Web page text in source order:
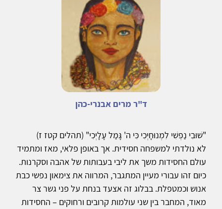
ד"ר מרים אבנרי-כהן
"שׁוּבִי נַפְשִׁי לִמְנוּחָיְכִי כִּי ה' גָּמַל עָלָיְכִי" (תהלים קטז ז)
לא נולדתי למשפחה חסידית. אך באופן פלאי, מאז ומתמיד
עולם החסידות משך את ליבי בעבותות של אהבה וסקרנות.
כיום זהו עבורי מעיין המתגבר, המרווה את צימאון נפשי כבת
אנוש וכמטפלת. בבלוג זה אצעד בנחת על פני גשר צר
מאוד, המחבר בין שני עולמות קרובים ורחוקים – החסידות